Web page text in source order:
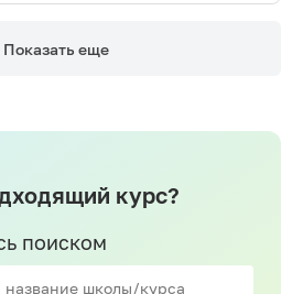
Показать еще
курс?
поиском